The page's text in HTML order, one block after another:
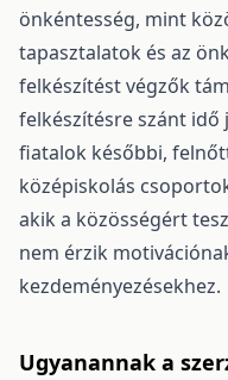
önkéntesség, mint
tapasztalatok és az
felkészítést végzők
felkészítésre szánt idő
fiatalok későbbi,
középiskolás
akik a közösségért
nem érzik
kezdeményezésekhez.
Ugyanannak a